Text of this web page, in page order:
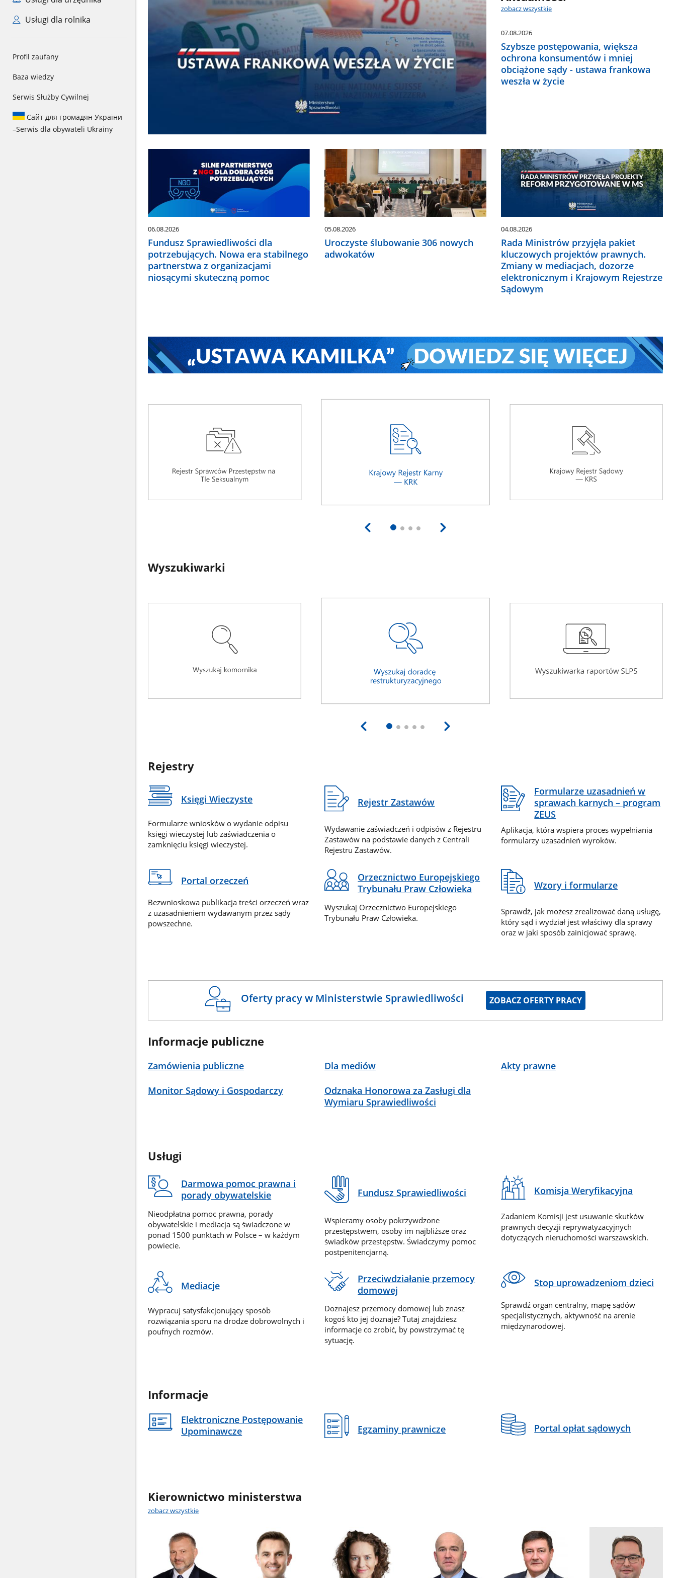
Usługi dla rolnika
Profil zaufany
Baza wiedzy
Serwis Służby Cywilnej
Сайт для громадян України
–Serwis dla obywateli Ukrainy
zobacz wszystkie
07.08.2026
Szybsze postępowania, większa
ochrona konsumentów i mniej
obciążone sądy - ustawa frankowa
weszła w życie
06.08.2026
Fundusz Sprawiedliwości dla
potrzebujących. Nowa era stabilnego
partnerstwa z organizacjami
niosącymi skuteczną pomoc
05.08.2026
Uroczyste ślubowanie 306 nowych
adwokatów
04.08.2026
Rada Ministrów przyjęła pakiet
kluczowych projektów prawnych.
Zmiany w mediacjach, dozorze
elektronicznym i Krajowym Rejestrze
Sądowym
Wyszukiwarki
Rejestry
Księgi Wieczyste
Formularze wniosków o wydanie odpisu
księgi wieczystej lub zaświadczenia o
zamknięciu księgi wieczystej.
Rejestr Zastawów
Wydawanie zaświadczeń i odpisów z Rejestru
Zastawów na podstawie danych z Centrali
Rejestru Zastawów.
Formularze uzasadnień w
sprawach karnych – program
ZEUS
Aplikacja, która wspiera proces wypełniania
formularzy uzasadnień wyroków.
Portal orzeczeń
Bezwnioskowa publikacja treści orzeczeń wraz
z uzasadnieniem wydawanym przez sądy
powszechne.
Orzecznictwo Europejskiego
Trybunału Praw Człowieka
Wyszukaj Orzecznictwo Europejskiego
Trybunału Praw Człowieka.
Wzory i formularze
Sprawdź, jak możesz zrealizować daną usługę,
który sąd i wydział jest właściwy dla sprawy
oraz w jaki sposób zainicjować sprawę.
Oferty pracy w Ministerstwie Sprawiedliwości ZOBACZ OFERTY PRACY
Informacje publiczne
Zamówienia publiczne Dla mediów Akty prawne
Monitor Sądowy i Gospodarczy
Odznaka Honorowa za Zasługi dla
Wymiaru Sprawiedliwości
Usługi
Darmowa pomoc prawna i
porady obywatelskie
Nieodpłatna pomoc prawna, porady
obywatelskie i mediacja są świadczone w
ponad 1500 punktach w Polsce – w każdym
powiecie.
Fundusz Sprawiedliwości
Wspieramy osoby pokrzywdzone
przestępstwem, osoby im najbliższe oraz
świadków przestępstw. Świadczymy pomoc
postpenitencjarną.
Komisja Weryfikacyjna
Zadaniem Komisji jest usuwanie skutków
prawnych decyzji reprywatyzacyjnych
dotyczących nieruchomości warszawskich.
Mediacje
Wypracuj satysfakcjonujący sposób
rozwiązania sporu na drodze dobrowolnych i
poufnych rozmów.
Przeciwdziałanie przemocy
domowej
Doznajesz przemocy domowej lub znasz
kogoś kto jej doznaje? Tutaj znajdziesz
informacje co zrobić, by powstrzymać tę
sytuację.
Stop uprowadzeniom dzieci
Sprawdź organ centralny, mapę sądów
specjalistycznych, aktywność na arenie
międzynarodowej.
Informacje
Elektroniczne Postępowanie
Upominawcze
Egzaminy prawnicze Portal opłat sądowych
Kierownictwo ministerstwa
zobacz wszystkie